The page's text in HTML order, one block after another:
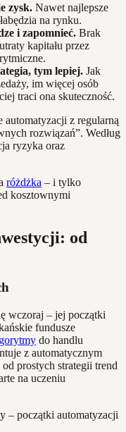
zysk. Nawet najlepsze
na rynku.
i zapomnieć. Brak
kapitału przez
tym lepiej. Jak
im więcej osób
traci ona skuteczność.
automatyzacji z regularną
rozwiązań”. Według
ryzyka oraz
różdżka – i tylko
kosztownymi
od
wczoraj – jej początki
fundusze
do handlu
z automatycznym
prostych strategii trend
na uczeniu